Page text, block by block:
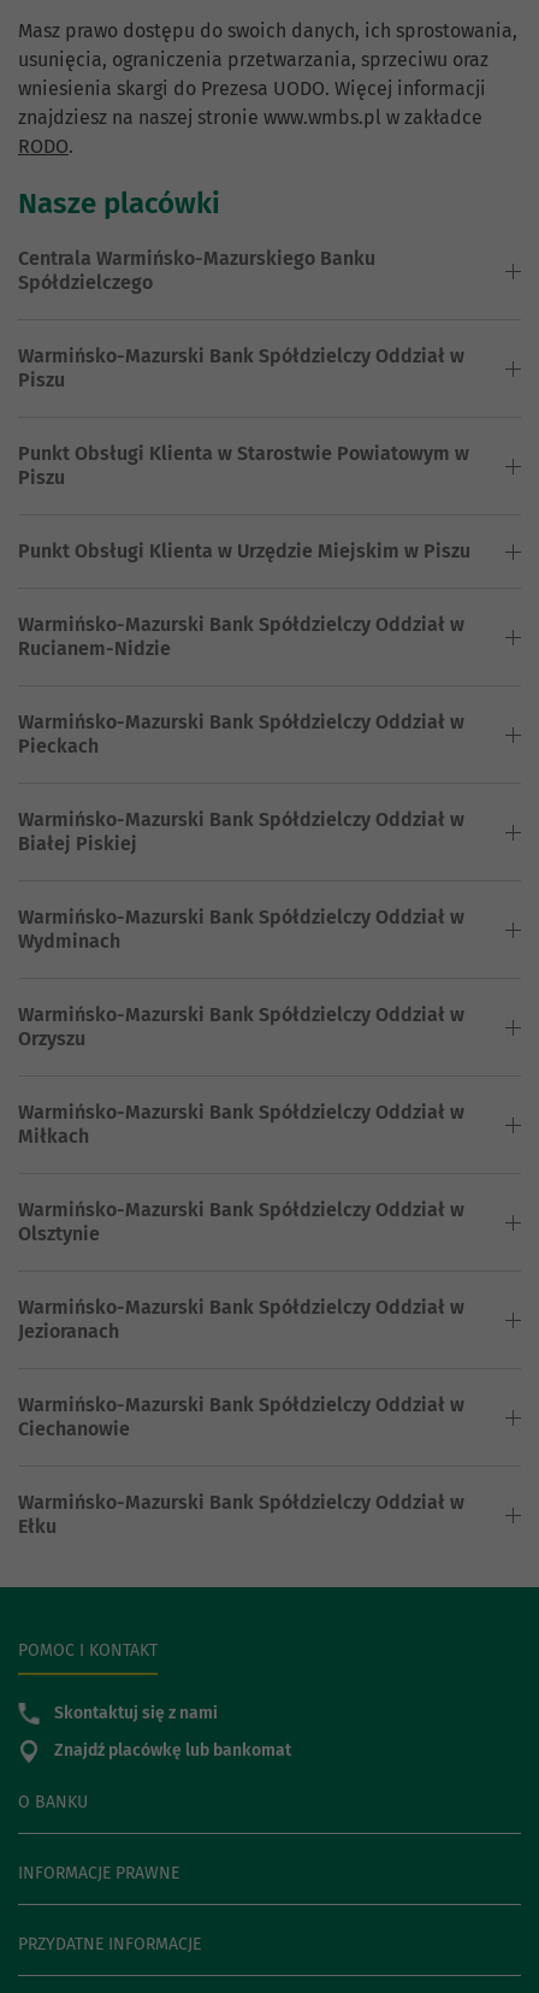
Masz prawo dostępu do swoich danych, ich sprostowania,
usunięcia, ograniczenia przetwarzania, sprzeciwu oraz
wniesienia skargi do Prezesa UODO. Więcej informacji
znajdziesz na naszej stronie www.wmbs.pl w zakładce
RODO.
Nasze placówki
Centrala Warmińsko-Mazurskiego Banku
Spółdzielczego
Warmińsko-Mazurski Bank Spółdzielczy Oddział w
Piszu
Punkt Obsługi Klienta w Starostwie Powiatowym w
Piszu
Punkt Obsługi Klienta w Urzędzie Miejskim w Piszu
Warmińsko-Mazurski Bank Spółdzielczy Oddział w
Rucianem-Nidzie
Warmińsko-Mazurski Bank Spółdzielczy Oddział w
Pieckach
Warmińsko-Mazurski Bank Spółdzielczy Oddział w
Białej Piskiej
Warmińsko-Mazurski Bank Spółdzielczy Oddział w
Wydminach
Warmińsko-Mazurski Bank Spółdzielczy Oddział w
Orzyszu
Warmińsko-Mazurski Bank Spółdzielczy Oddział w
Miłkach
Warmińsko-Mazurski Bank Spółdzielczy Oddział w
Olsztynie
Warmińsko-Mazurski Bank Spółdzielczy Oddział w
Jezioranach
Warmińsko-Mazurski Bank Spółdzielczy Oddział w
Ciechanowie
Warmińsko-Mazurski Bank Spółdzielczy Oddział w
Ełku
O BANKU
INFORMACJE PRAWNE
PRZYDATNE INFORMACJE
POMOC I KONTAKT
Skontaktuj się z nami
Znajdź placówkę lub bankomat